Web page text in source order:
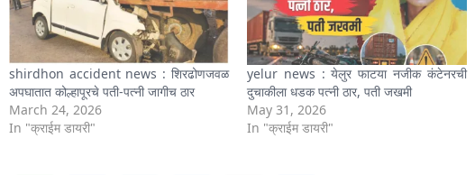
shirdhon accident news : शिरढोणजवळ
अपघातात कोल्हापूरचे पती-पत्नी जागीच ठार
March 24, 2026
In "क्राईम डायरी"
yelur news : येलुर फाटया नजीक कंटेनरची
दुचाकीला धडक पत्नी ठार, पती जखमी
May 31, 2026
In "क्राईम डायरी"